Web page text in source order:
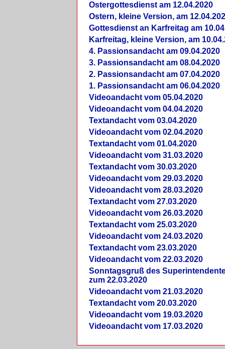
Ostergottesdienst am 12.04.2020
Ostern, kleine Version, am
Gottesdienst an Karfreitag am
Karfreitag, kleine Version, am
4. Passionsandacht am 09.04.2020
3. Passionsandacht am 08.04.2020
2. Passionsandacht am 07.04.2020
1. Passionsandacht am 06.04.2020
Videoandacht vom 05.04.2020
Videoandacht vom 04.04.2020
Textandacht vom 03.04.2020
Videoandacht vom 02.04.2020
Textandacht vom 01.04.2020
Videoandacht vom 31.03.2020
Textandacht vom 30.03.2020
Videoandacht vom 29.03.2020
Videoandacht vom 28.03.2020
Textandacht vom 27.03.2020
Videoandacht vom 26.03.2020
Textandacht vom 25.03.2020
Videoandacht vom 24.03.2020
Textandacht vom 23.03.2020
Videoandacht vom 22.03.2020
Sonntagsgruß des
zum 22.03.2020
Videoandacht vom 21.03.2020
Textandacht vom 20.03.2020
Videoandacht vom 19.03.2020
Videoandacht vom 17.03.2020